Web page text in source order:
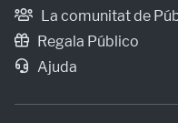
La comunitat de
Regala Público
Ajuda